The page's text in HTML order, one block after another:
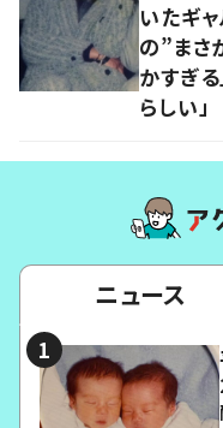
いたギ
の”まさ
かすぎる
らしい」
ニュース